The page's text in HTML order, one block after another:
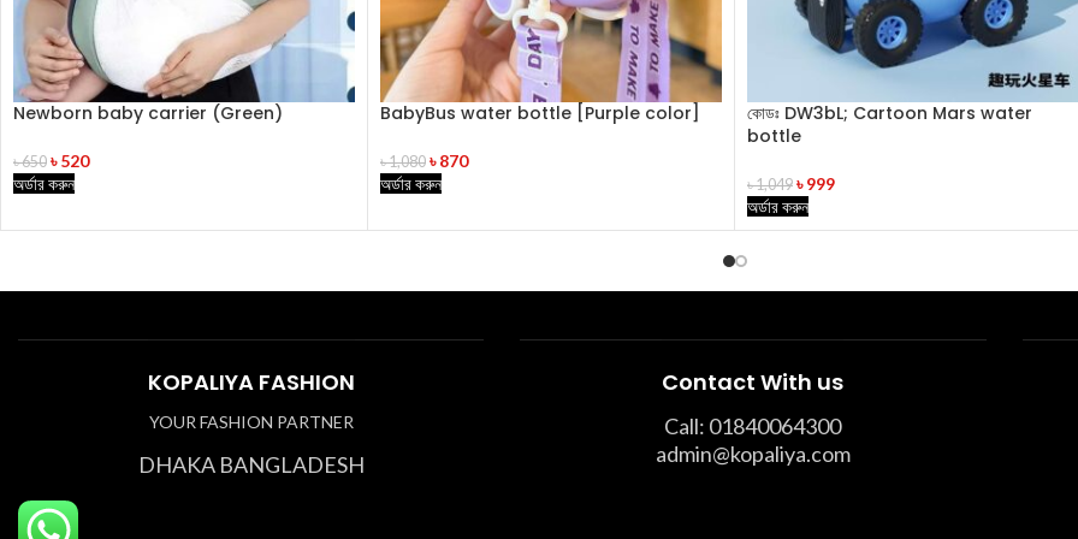
Newborn baby carrier (Green)
৳650 ৳520
অর্ডার করুন
BabyBus water bottle [Purple color]
৳1,080 ৳870
অর্ডার করুন
কোডঃ DW3bL; Cartoon Mars water
bottle
৳1,049 ৳999
অর্ডার করুন
KOPALIYA FASHION
YOUR FASHION PARTNER
DHAKA BANGLADESH
Contact With us
Call: 01840064300
admin@kopaliya.com